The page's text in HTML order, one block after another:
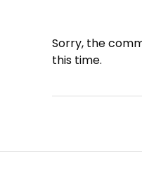
Sorry, the
this time.